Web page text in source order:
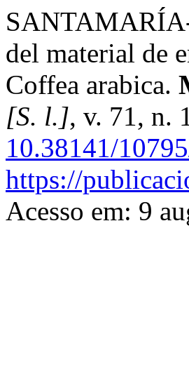
del material de
Coffea arabica.
[S. l.], v. 71, n.
10.38141/
https://
Acesso em: 9